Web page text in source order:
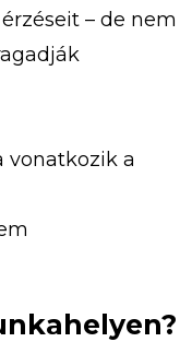
– de nem
vonatkozik a